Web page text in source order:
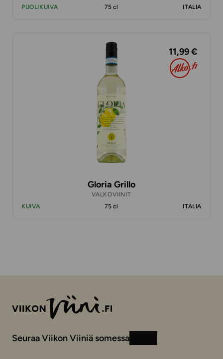
PUOLIKUIVA
75 cl ITALIA
11,99 €
Gloria Grillo
VALKOVIINIT
KUIVA
75 cl ITALIA
Seuraa Viikon Viiniä somessa